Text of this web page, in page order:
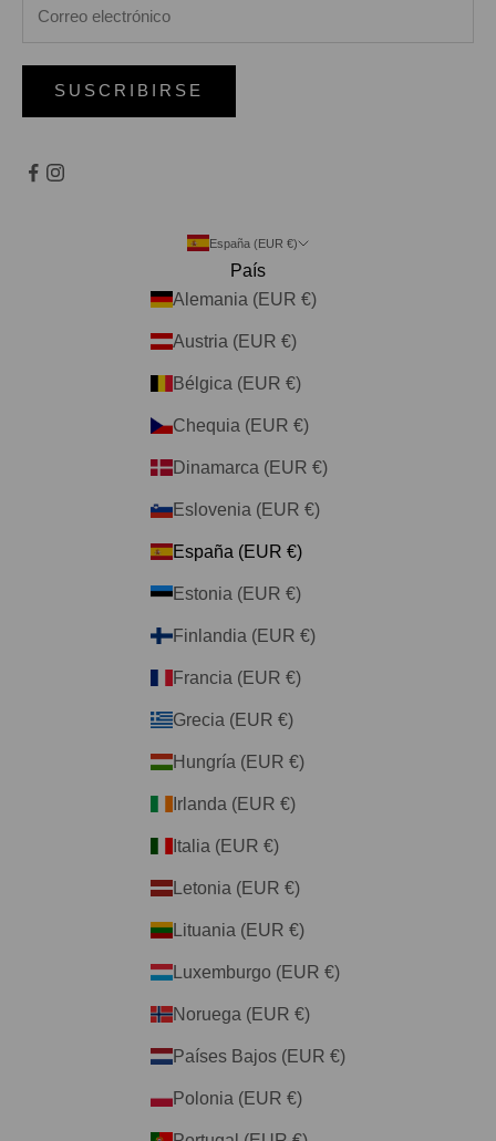
SUSCRIBIRSE
España (EUR €)
País
Alemania (EUR €)
Austria (EUR €)
Bélgica (EUR €)
Chequia (EUR €)
Dinamarca (EUR €)
Eslovenia (EUR €)
España (EUR €)
Estonia (EUR €)
Finlandia (EUR €)
Francia (EUR €)
Grecia (EUR €)
Hungría (EUR €)
Irlanda (EUR €)
Italia (EUR €)
Letonia (EUR €)
Lituania (EUR €)
Luxemburgo (EUR €)
Noruega (EUR €)
Países Bajos (EUR €)
Polonia (EUR €)